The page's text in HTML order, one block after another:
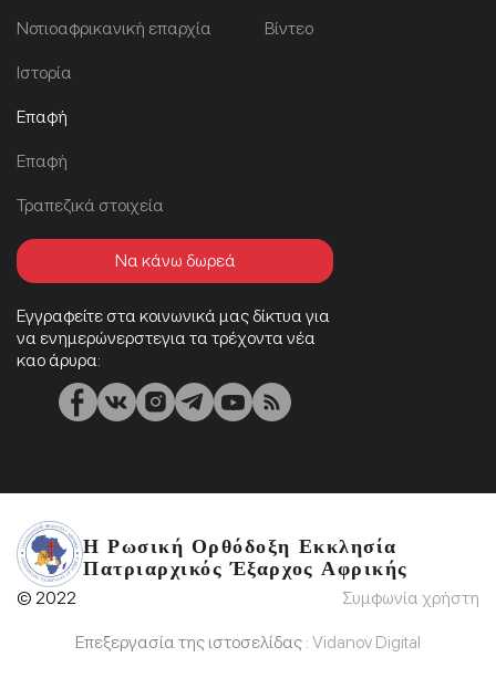
Νοτιοαφρικανική επαρχία
Ιστορία
Βίντεο
Επαφή
Επαφή
Τραπεζικά στοιχεία
Να κάνω δωρεά
Εγγραφείτε στα κοινωνικά μας δίκτυα για
να ενημερώνερστεγια τα τρέχοντα νέα
καο άρυρα:
Η Ρωσική Ορθόδοξη Εκκλησία
Πατριαρχικός Έξαρχος Αφρικής
© 2022 Συμφωνία χρήστη
Επεξεργασία της ιστοσελίδας : Vidanov Digital